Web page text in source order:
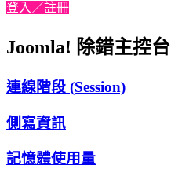
登入／註冊
Joomla! 除錯主控台
連線階段 (Session)
側寫資訊
記憶體使用量